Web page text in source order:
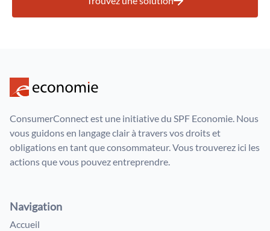
ConsumerConnect est une initiative du SPF Economie. Nous
vous guidons en langage clair à travers vos droits et
obligations en tant que consommateur. Vous trouverez ici les
actions que vous pouvez entreprendre.
Navigation
Accueil